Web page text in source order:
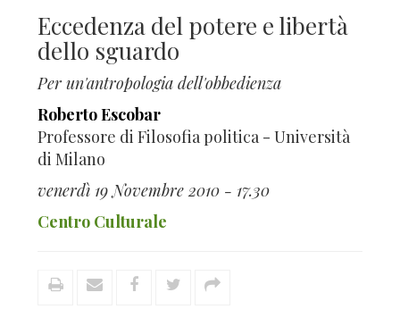
Eccedenza del potere e libertà
dello sguardo
Per un'antropologia dell'obbedienza
Roberto Escobar
Professore di Filosofia politica - Università
di Milano
venerdì 19 Novembre 2010 - 17.30
Centro Culturale